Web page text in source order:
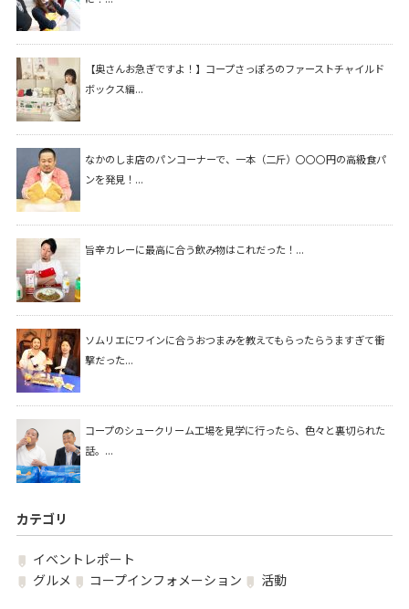
【奥さんお急ぎですよ！】コープさっぽろのファーストチャイルド
ボックス編...
なかのしま店のパンコーナーで、一本（二斤）〇〇〇円の高級食パ
ンを発見！...
旨辛カレーに最高に合う飲み物はこれだった！...
ソムリエにワインに合うおつまみを教えてもらったらうますぎて衝
撃だった...
コープのシュークリーム工場を見学に行ったら、色々と裏切られた
話。...
カテゴリ
イベントレポート
グルメ
コープインフォメーション 活動